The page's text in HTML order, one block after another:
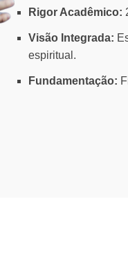
Rigor Acadêmico:
Visão Integrada:
espiritual.
Fundamentação: